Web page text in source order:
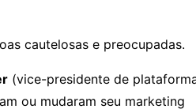
cautelosas e preocupadas.
(vice-presidente de
ou mudaram seu marketing